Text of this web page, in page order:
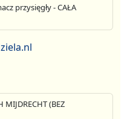
przysięgły - CAŁA
MIJDRECHT (BEZ